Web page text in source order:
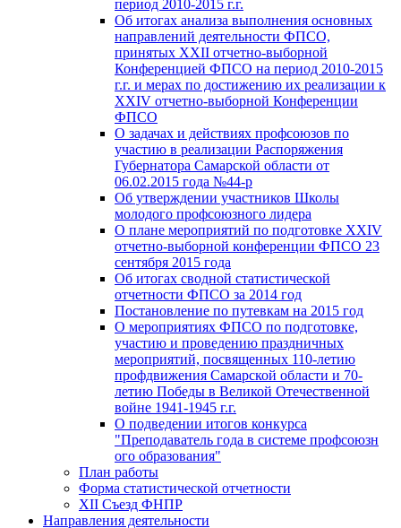
период 2010-2015 г.г.
Об итогах анализа выполнения основных
направлений деятельности ФПСО,
принятых XXII отчетно-выборной
Конференцией ФПСО на период 2010-2015
г.г. и мерах по достижению их реализации к
XXIV отчетно-выборной Конференции
ФПСО
О задачах и действиях профсоюзов по
участию в реализации Распоряжения
Губернатора Самарской области от
06.02.2015 года №44-р
Об утверждении участников Школы
молодого профсоюзного лидера
О плане мероприятий по подготовке XXIV
отчетно-выборной конференции ФПСО 23
сентября 2015 года
Об итогах сводной статистической
отчетности ФПСО за 2014 год
Постановление по путевкам на 2015 год
О мероприятиях ФПСО по подготовке,
участию и проведению праздничных
мероприятий, посвященных 110-летию
профдвижения Самарской области и 70-
летию Победы в Великой Отечественной
войне 1941-1945 г.г.
О подведении итогов конкурса
"Преподаватель года в системе профсоюзн
ого образования"
План работы
Форма статистической отчетности
XII Съезд ФНПР
Направления деятельности